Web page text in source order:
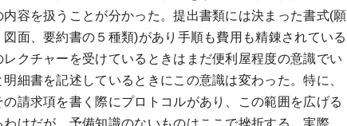
容を扱うことが分かった。提出書類には決まった書式(願
面、要約書の５種類)があり手順も費用も精錬されている
クチャーを受けているときはまだ便利屋程度の意識でい
細書を記述しているときにこの意識は変わった。特に、
請求項を書く際にプロトコルがあり、この範囲を広げる
けだが、予備知識のないものはここで挫折する。実際